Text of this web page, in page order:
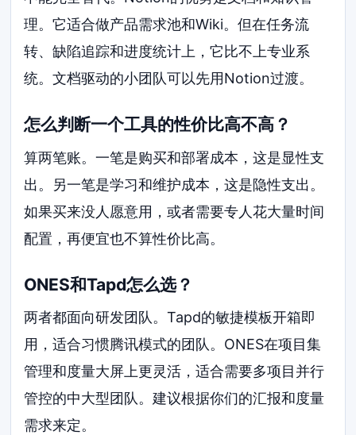
理。它适合做产品需求池和Wiki。但在任务流
转、缺陷追踪和进度统计上，它比不上专业系
统。文档驱动的小团队可以先用Notion过渡。
怎么判断一个工具的性价比高不高？
算两笔账。一笔是购买和部署成本，这是显性支
出。另一笔是学习和维护成本，这是隐性支出。
如果买来没人愿意用，或者需要专人花大量时间
配置，再便宜也不算性价比高。
ONES和Tapd怎么选？
两者都面向研发团队。Tapd的敏捷模板开箱即
用，适合习惯腾讯模式的团队。ONES在项目集
管理和度量大屏上更灵活，适合需要多项目并行
管控的中大型团队。建议根据你们的汇报和度量
需求来定。